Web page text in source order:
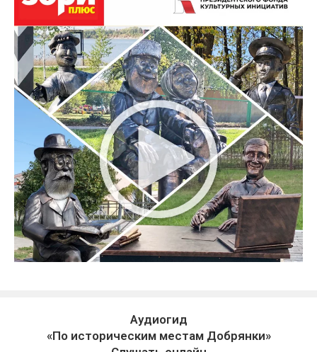
Аудиогид
«По историческим местам Добрянки»